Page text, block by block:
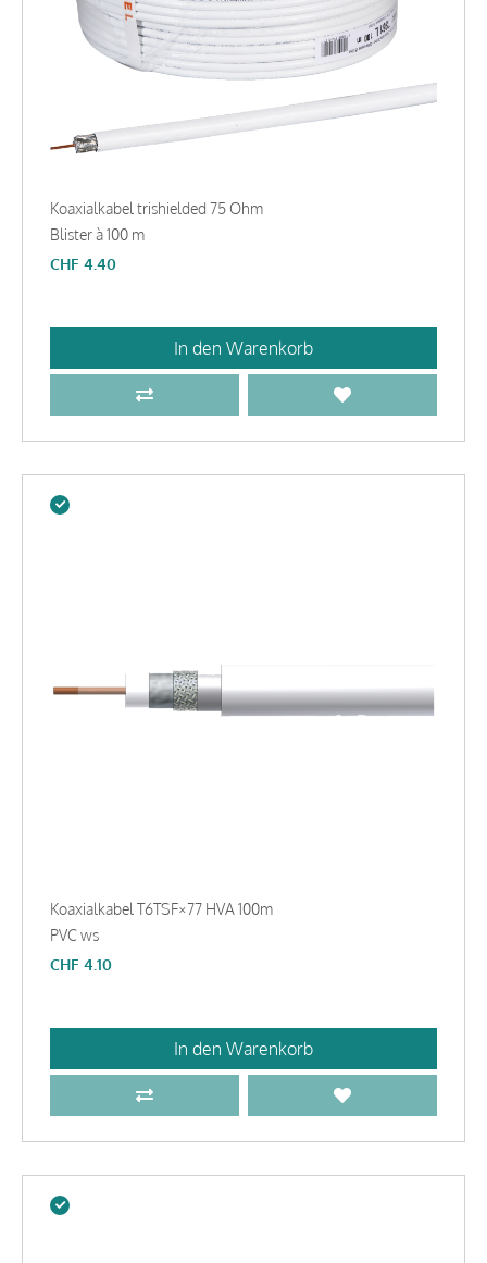
Koaxialkabel trishielded 75 Ohm
Blister à 100 m
CHF 4.40
In den Warenkorb
Koaxialkabel T6TSF×77 HVA 100m
PVC ws
CHF 4.10
In den Warenkorb